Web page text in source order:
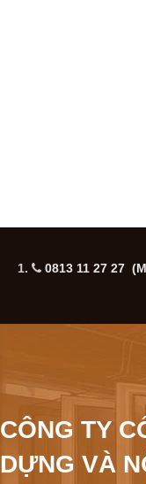
1. 0813 11 27 27
CÔNG TY
DỰNG VÀ